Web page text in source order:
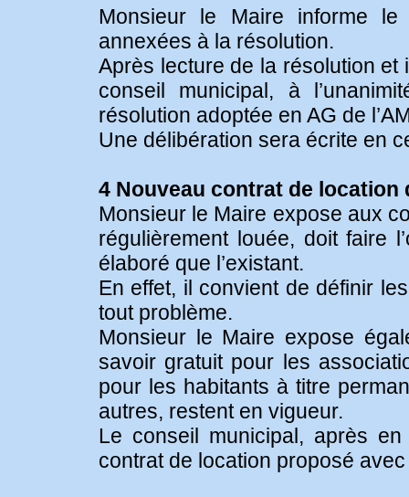
Monsieur le Maire informe
annexées à la résolution.
Après lecture de la résolution
conseil municipal, à
résolution adoptée en AG de
Une délibération sera écrite en
4 Nouveau contrat de location
Monsieur le Maire expose aux
régulièrement louée, doit faire
élaboré que l’existant.
En effet, il convient de définir
tout problème.
Monsieur le Maire expose
savoir gratuit pour les
pour les habitants à titre
autres, restent en vigueur.
Le conseil municipal, après
contrat de location proposé